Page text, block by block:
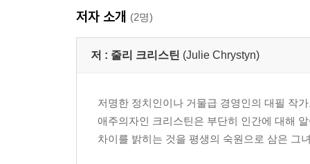
* 항상 승리할 수 있다 - 재클린 제이크스
제6장. 사랑의 힘 사랑은 행복의 필수조건이다
제7장. 용서의 지혜 용서는 이기는 싸움이다
* 나는 여기서 끝나지 않는다, 다만 다시 시작할 뿐
저자 소개 (2명)
저 : 줄리 크리스틴 (Julie Chrystyn)
저명한 정치인이나 거물급 경영인의 대필 작
애주의자인 크리스틴은 부단히 인간에 대해
차이를 밝히는 것을 평생의 숙원으로 삼은 그